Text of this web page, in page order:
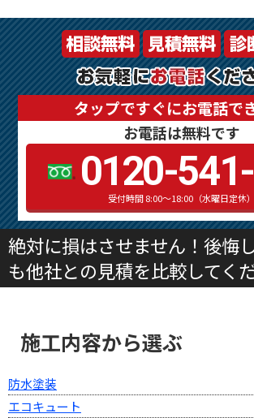
タップですぐにお電話で
お電話は無料です
0120-
受付時間 8:00～18:00（水曜日定休）
絶対に損はさせません！後悔
も他社との見積を比較してく
施工内容から選ぶ
防水塗装
エコキュート